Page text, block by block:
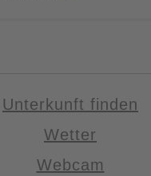
Unterkunft finden
Wetter
Webcam